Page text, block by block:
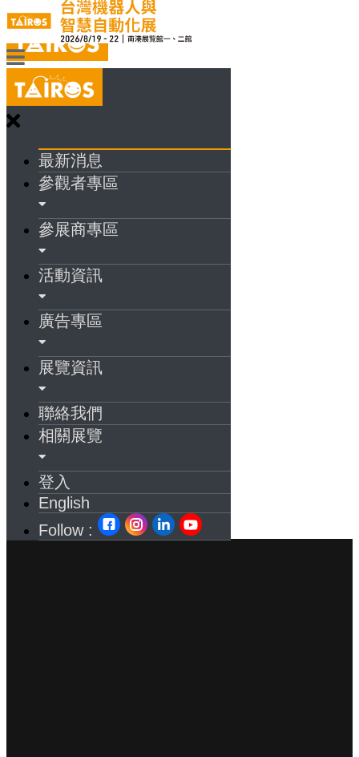
最新消息
參觀者專區
參展商專區
活動資訊
廣告專區
展覽資訊
聯絡我們
相關展覽
登入
English
Follow :